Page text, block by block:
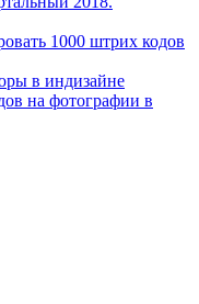
1000 штрих кодов
в индизайне
на фотографии в